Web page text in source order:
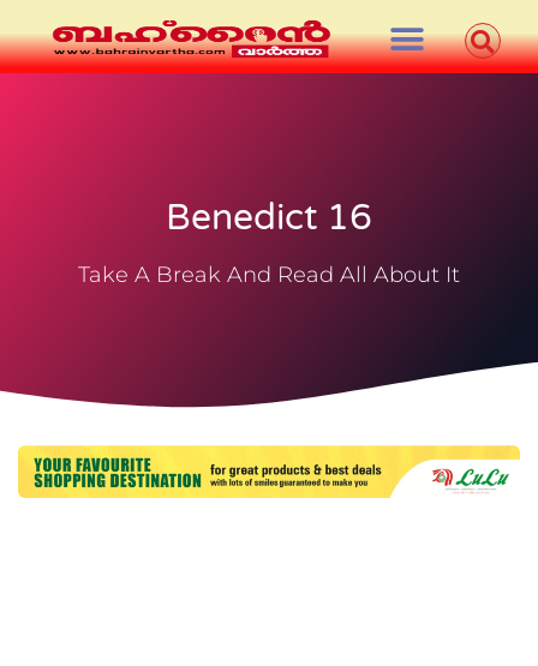
Benedict 16
Take A Break And Read All About It